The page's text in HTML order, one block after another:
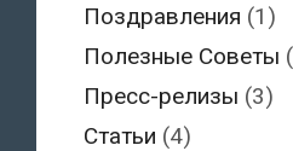
Поздравления (1)
Полезные Советы
Пресс-релизы (3)
Статьи (4)